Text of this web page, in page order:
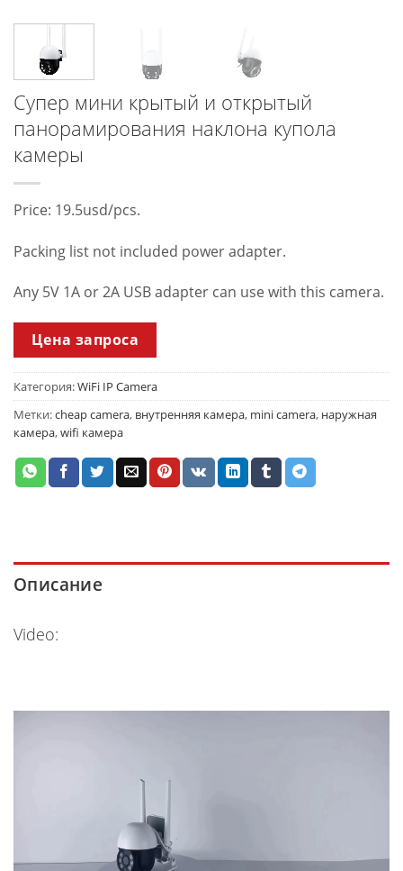
Супер мини крытый и открытый
панорамирования наклона купола
камеры
Price: 19.5usd/pcs.
Packing list not included power adapter.
Any 5V 1A or 2A USB adapter can use with this camera.
Цена запроса
Категория:WiFi IP Camera
Метки:cheap camera, внутренняя камера, mini camera, наружная
камера,wifi камера
Описание
Video: